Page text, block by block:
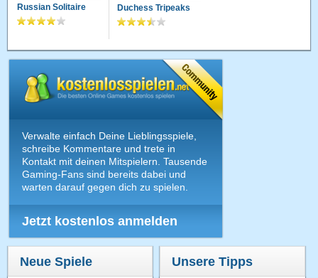
Ich bin jetzt bei Level 6-5 angekommen. echt ein schönes
Spiel ... Leider bleibt es jetzt immer hängen ich kann dann
nichts mehr machen nur nochmal neu Laden.. echt schade .
Russian Solitaire Duchess Tripeaks
Verwalte einfach Deine Lieblingsspiele,
schreibe Kommentare und trete in
Kontakt mit deinen Mitspielern. Tausende
Gaming-Fans sind bereits dabei und
warten darauf gegen dich zu spielen.
Jetzt kostenlos anmelden
Neue Spiele Unsere Tipps